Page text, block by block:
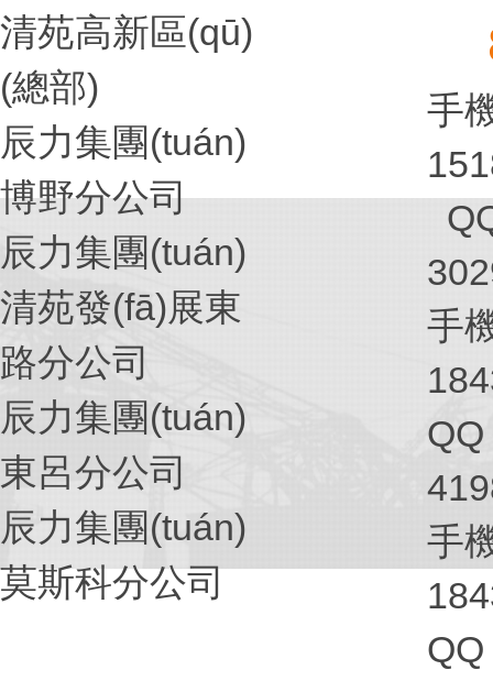
清苑高新區(qū)
(總部)
辰力集團(tuán)
博野分公司
辰力集團(tuán)
清苑發(fā)展東
路分公司
辰力集團(tuán)
東呂分公司
辰力集團(tuán)
莫斯科分公司
手
手
QQ
手
QQ